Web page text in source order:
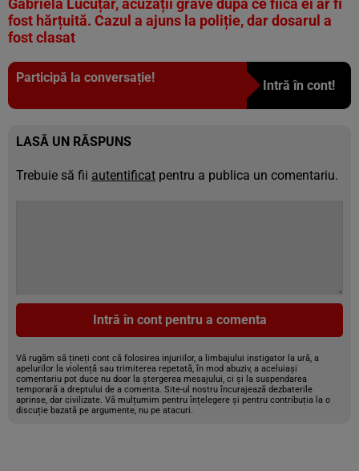
Gabriela Lucuțar, acuzații grave după ce fiica ei ar fi
fost hărțuită. Cazul a ajuns la poliție, dar dosarul a
fost clasat
Participă la conversație!
Intră în cont!
LASĂ UN RĂSPUNS
Trebuie să fii autentificat pentru a publica un comentariu.
Intră în cont pentru a comenta
Vă rugăm să țineți cont că folosirea injuriilor, a limbajului instigator la ură, a
apelurilor la violență sau trimiterea repetată, în mod abuziv, a aceluiași
comentariu pot duce nu doar la ștergerea mesajului, ci și la suspendarea
temporară a dreptului de a comenta. Site-ul nostru încurajează dezbaterile
aprinse, dar civilizate. Vă mulțumim pentru înțelegere și pentru contribuția la o
discuție bazată pe argumente, nu pe atacuri.